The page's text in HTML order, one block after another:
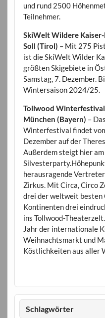
und rund 2500
Teilnehmer.
SkiWelt Wildere
Soll (Tirol) – Mit 275
ist die SkiWelt Wilder
größten Skigebiete in
Samstag, 7. Dezember.
Wintersaison 2024/25.
Tollwood Winterfestival
München (Bayern) –
Winterfestival findet
Dezember auf der
Außerdem steigt hier
herausragende
Zirkus. Mit Circa, Circo
drei der weltweit besten
Kontinenten drei
ins Tollwood-
Jahr der internationale
Weihnachtsmarkt und
Köstlichkeiten aus aller
Schlagwörter